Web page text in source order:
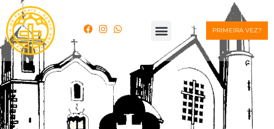
PRIMEIRA VEZ?